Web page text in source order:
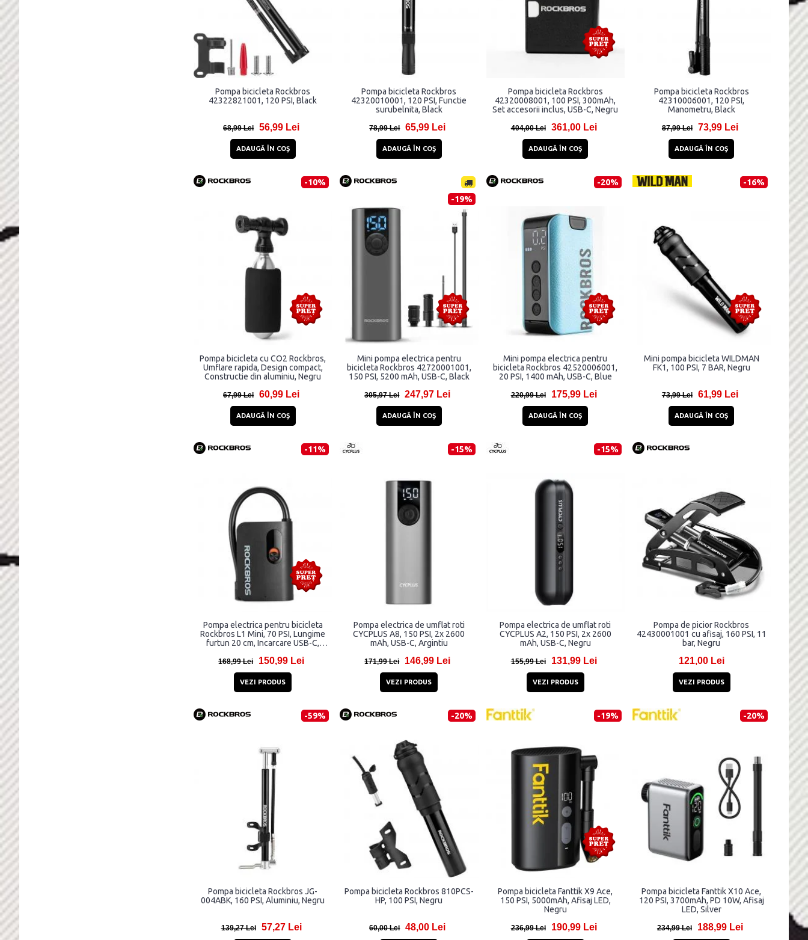
Pompa bicicleta Rockbros
42322821001, 120 PSI, Black
68,99 Lei 56,99 Lei
ADAUGĂ ÎN COŞ
Pompa bicicleta Rockbros
42320010001, 120 PSI, Functie
surubelnita, Black
78,99 Lei 65,99 Lei
ADAUGĂ ÎN COŞ
Pompa bicicleta Rockbros
42320008001, 100 PSI, 300mAh,
Set accesorii inclus, USB-C, Negru
404,00 Lei 361,00 Lei
ADAUGĂ ÎN COŞ
Pompa bicicleta Rockbros
42310006001, 120 PSI,
Manometru, Black
87,99 Lei 73,99 Lei
ADAUGĂ ÎN COŞ
-10%
Pompa bicicleta cu CO2 Rockbros,
Umflare rapida, Design compact,
Constructie din aluminiu, Negru
67,99 Lei 60,99 Lei
ADAUGĂ ÎN COŞ
-19%
Mini pompa electrica pentru
bicicleta Rockbros 42720001001,
150 PSI, 5200 mAh, USB-C, Black
305,97 Lei 247,97 Lei
ADAUGĂ ÎN COŞ
-20%
Mini pompa electrica pentru
bicicleta Rockbros 42520006001,
20 PSI, 1400 mAh, USB-C, Blue
220,99 Lei 175,99 Lei
ADAUGĂ ÎN COŞ
-16%
Mini pompa bicicleta WILDMAN
FK1, 100 PSI, 7 BAR, Negru
73,99 Lei 61,99 Lei
ADAUGĂ ÎN COŞ
-11%
Pompa electrica pentru bicicleta
Rockbros L1 Mini, 70 PSI, Lungime
furtun 20 cm, Incarcare USB-C,
168,99 Lei 150,99 Lei
VEZI PRODUS
-15%
Pompa electrica de umflat roti
CYCPLUS A8, 150 PSI, 2x 2600
mAh, USB-C, Argintiu
171,99 Lei 146,99 Lei
VEZI PRODUS
-15%
Pompa electrica de umflat roti
CYCPLUS A2, 150 PSI, 2x 2600
mAh, USB-C, Negru
155,99 Lei 131,99 Lei
VEZI PRODUS
Pompa de picior Rockbros
42430001001 cu afisaj, 160 PSI, 11
bar, Negru
121,00 Lei
VEZI PRODUS
-59%
Pompa bicicleta Rockbros JG-
004ABK, 160 PSI, Aluminiu, Negru
139,27 Lei 57,27 Lei
-20%
Pompa bicicleta Rockbros 810PCS-
HP, 100 PSI, Negru
60,00 Lei 48,00 Lei
-19%
Pompa bicicleta Fanttik X9 Ace,
150 PSI, 5000mAh, Afisaj LED,
Negru
236,99 Lei 190,99 Lei
-20%
Pompa bicicleta Fanttik X10 Ace,
120 PSI, 3700mAh, PD 10W, Afisaj
LED, Silver
234,99 Lei 188,99 Lei